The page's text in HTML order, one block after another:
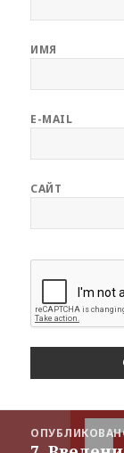
ИМЯ
E-MAIL
САЙТ